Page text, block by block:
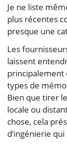
Je ne liste
plus récentes
presque une
Les
laissent
principalement
types de
Bien que tirer
locale ou
chose, cela
d’ingénierie